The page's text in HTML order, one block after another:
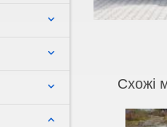
keyboard_arrow_down
keyboard_arrow_down
keyboard_arrow_down
keyboard_arrow_down
Схожі